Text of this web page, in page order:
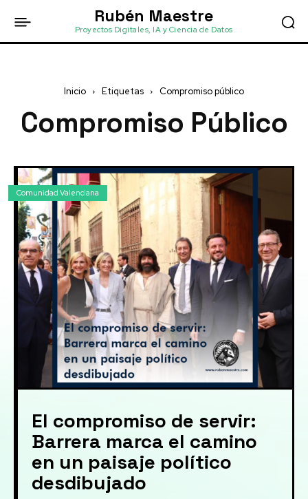
Rubén Maestre
Proyectos Digitales, IA y Ciencia de Datos
Inicio Etiquetas Compromiso público
Compromiso Público
Comunidad Valenciana
El compromiso de servir:
Barrera marca el camino
en un paisaje político
desdibujado